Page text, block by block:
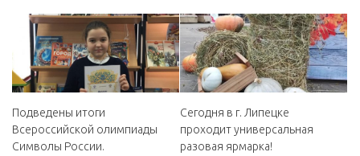
Подведены итоги
Всероссийской олимпиады
Символы России.
Сегодня в г. Липецке
проходит универсальная
разовая ярмарка!